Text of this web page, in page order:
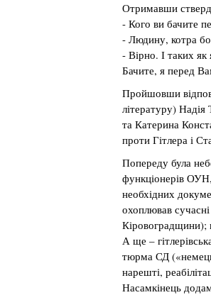
Отримавши
- Кого ви бачите
- Людину, котра
- Вірно. І таких
Бачите, я перед
Пройшовши
літературу)
та Катерина
проти Гітлера і
Попереду була
функціонерів
необхідних
охоплював
Кіровоградщини);
А ще –
тюрма СД
нарешті,
Насамкінець